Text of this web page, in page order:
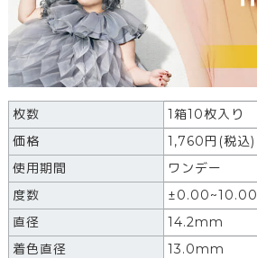
枚数
1箱10枚入り
価格
1,760円 (税込)
使用期間
ワンデー
度数
±0.00~10.00
直径
14.2mm
着色直径
13.0mm